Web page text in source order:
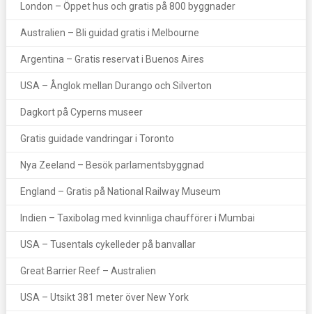
London – Öppet hus och gratis på 800 byggnader
Australien – Bli guidad gratis i Melbourne
Argentina – Gratis reservat i Buenos Aires
USA – Ånglok mellan Durango och Silverton
Dagkort på Cyperns museer
Gratis guidade vandringar i Toronto
Nya Zeeland – Besök parlamentsbyggnad
England – Gratis på National Railway Museum
Indien – Taxibolag med kvinnliga chaufförer i Mumbai
USA – Tusentals cykelleder på banvallar
Great Barrier Reef – Australien
USA – Utsikt 381 meter över New York